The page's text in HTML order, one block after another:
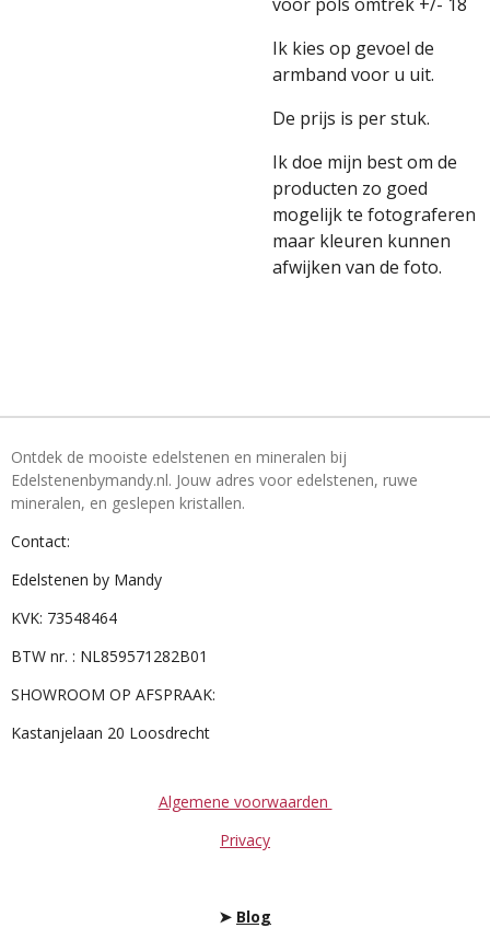
Ik kies op gevoel de
armband voor u uit.
De prijs is per stuk.
Ik doe mijn best om de
producten zo goed
mogelijk te fotograferen
maar kleuren kunnen
afwijken van de foto.
Ontdek de mooiste edelstenen en mineralen bij
Edelstenenbymandy.nl. Jouw adres voor edelstenen, ruwe
mineralen, en geslepen kristallen.
Contact:
Edelstenen by Mandy
KVK: 73548464
BTW nr. : NL859571282B01
SHOWROOM OP AFSPRAAK:
Kastanjelaan 20 Loosdrecht
Algemene voorwaarden
Privacy
➤ Blog